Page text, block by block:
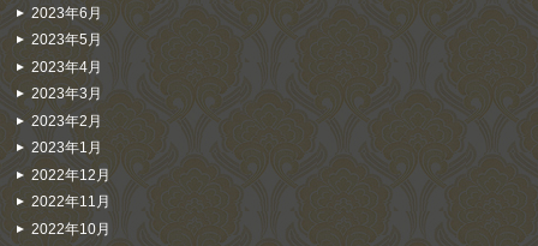
2023年6月
2023年5月
2023年4月
2023年3月
2023年2月
2023年1月
2022年12月
2022年11月
2022年10月